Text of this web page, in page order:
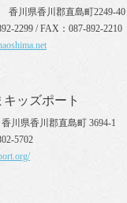
香川県香川郡直島町2249-40
2299 / FAX：087-892-2210
ッズポート
香川県香川郡直島町 3694-1
5702